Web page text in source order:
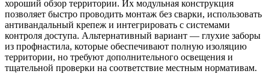
хороший обзор территории. Их модульная конструкция
позволяет быстро проводить монтаж без сварки, использовать
антивандальный крепеж и интегрировать с системами
контроля доступа. Альтернативный вариант — глухие заборы
из профнастила, которые обеспечивают полную изоляцию
территории, но требуют дополнительного освещения и
тщательной проверки на соответствие местным нормативам.